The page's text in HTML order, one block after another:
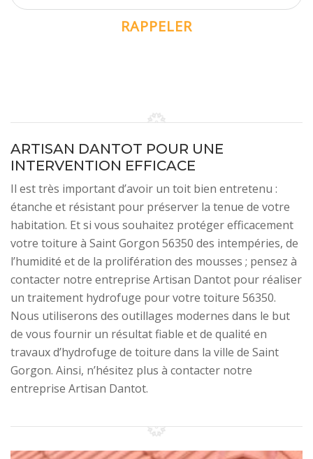
ARTISAN DANTOT POUR UNE
INTERVENTION EFFICACE
Il est très important d’avoir un toit bien entretenu :
étanche et résistant pour préserver la tenue de votre
habitation. Et si vous souhaitez protéger efficacement
votre toiture à Saint Gorgon 56350 des intempéries, de
l’humidité et de la prolifération des mousses ; pensez à
contacter notre entreprise Artisan Dantot pour réaliser
un traitement hydrofuge pour votre toiture 56350.
Nous utiliserons des outillages modernes dans le but
de vous fournir un résultat fiable et de qualité en
travaux d’hydrofuge de toiture dans la ville de Saint
Gorgon. Ainsi, n’hésitez plus à contacter notre
entreprise Artisan Dantot.